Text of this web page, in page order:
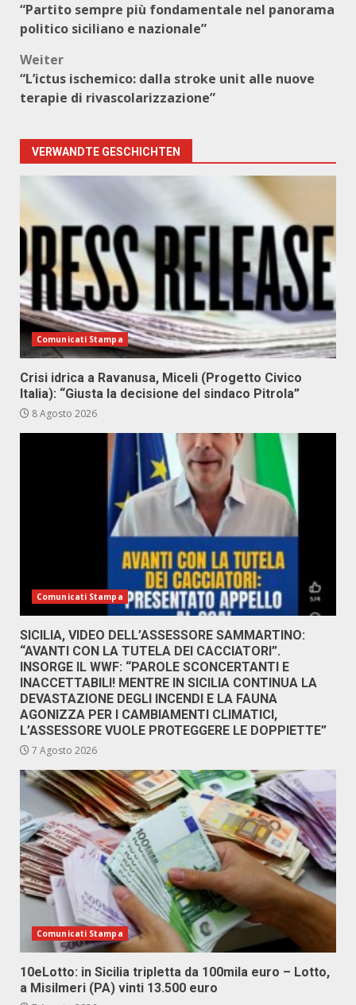
“Partito sempre più fondamentale nel panorama
politico siciliano e nazionale”
Weiter
“L’ictus ischemico: dalla stroke unit alle nuove
terapie di rivascolarizzazione”
VERWANDTE GESCHICHTEN
Comunicati Stampa
Crisi idrica a Ravanusa, Miceli (Progetto Civico
Italia): “Giusta la decisione del sindaco Pitrola”
8 Agosto 2026
Comunicati Stampa
SICILIA, VIDEO DELL’ASSESSORE SAMMARTINO:
“AVANTI CON LA TUTELA DEI CACCIATORI”.
INSORGE IL WWF: “PAROLE SCONCERTANTI E
INACCETTABILI! MENTRE IN SICILIA CONTINUA LA
DEVASTAZIONE DEGLI INCENDI E LA FAUNA
AGONIZZA PER I CAMBIAMENTI CLIMATICI,
L’ASSESSORE VUOLE PROTEGGERE LE DOPPIETTE”
7 Agosto 2026
Comunicati Stampa
10eLotto: in Sicilia tripletta da 100mila euro – Lotto,
a Misilmeri (PA) vinti 13.500 euro